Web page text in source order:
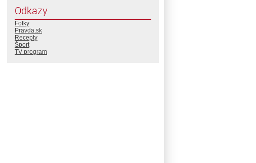
Odkazy
Fotky
Pravda.sk
Recepty
Šport
TV program